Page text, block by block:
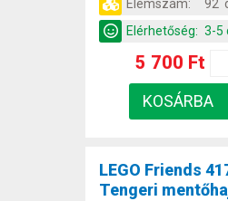
Elemszám:
92
Elérhetőség: 3-5
5 700 Ft
LEGO Friends
Tengeri